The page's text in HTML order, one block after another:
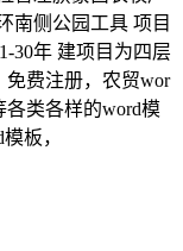
南侧公园工具 项目
30年 建项目为四层
免费注册，农贸wor
各类各样的word模
板，